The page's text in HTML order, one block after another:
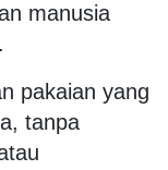
manusia
pakaian yang
tanpa